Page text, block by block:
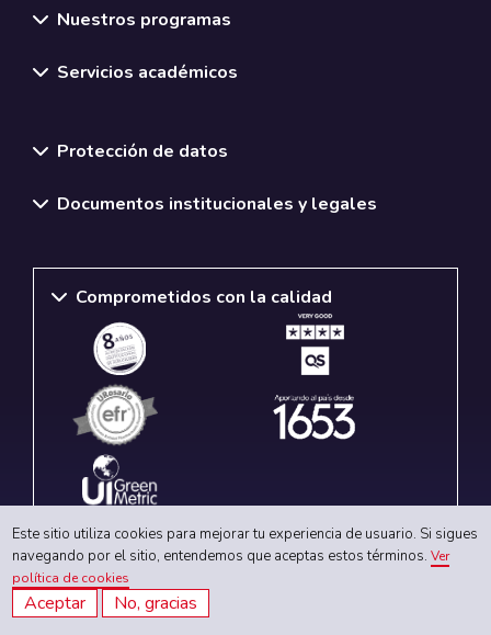
Nuestros programas
Servicios académicos
Protección de datos
Documentos institucionales y legales
Comprometidos con la calidad
Redes sociales
Este sitio utiliza cookies para mejorar tu experiencia de usuario. Si sigues
navegando por el sitio, entendemos que aceptas estos términos.Ver
política de cookies
Aceptar No, gracias